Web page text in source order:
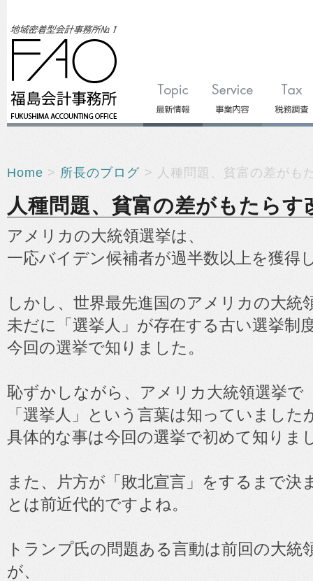
Home > 所長のブログ > 人種問題、貧富の差がも
人種問題、貧富の差がもたらす
アメリカの大統領選挙は、
一応バイデン候補者が過半数以上を獲得
しかし、世界最先進国のアメリカの大統
未だに「選挙人」が存在する古い選挙制
今回の選挙で知りました。
恥ずかしながら、アメリカ大統領選挙で
「選挙人」という言葉は知っていました
具体的な事は今回の選挙で初めて知りま
また、片方が「敗北宣言」をするまで決
とは前近代的ですよね。
トランプ氏の問題ある言動は前回の大統
が、